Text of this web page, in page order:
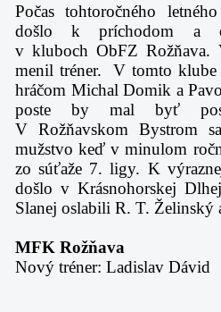
Počas tohtoročného
došlo k príchodom a
v kluboch ObFZ Rožňava.
menil tréner. V tomto klube
hráčom Michal Domik a
poste by mal byť
V Rožňavskom Bystrom
mužstvo keď v minulom
zo súťaže 7. ligy. K
došlo v Krásnohorskej
Slanej oslabili R. T. Želinský
MFK Rožňava
Nový tréner: Ladislav Dávid